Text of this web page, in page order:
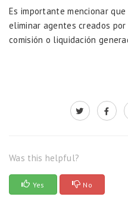
Es importante mencionar
eliminar agentes creados
comisión o liquidación
Was this helpful?
Yes No